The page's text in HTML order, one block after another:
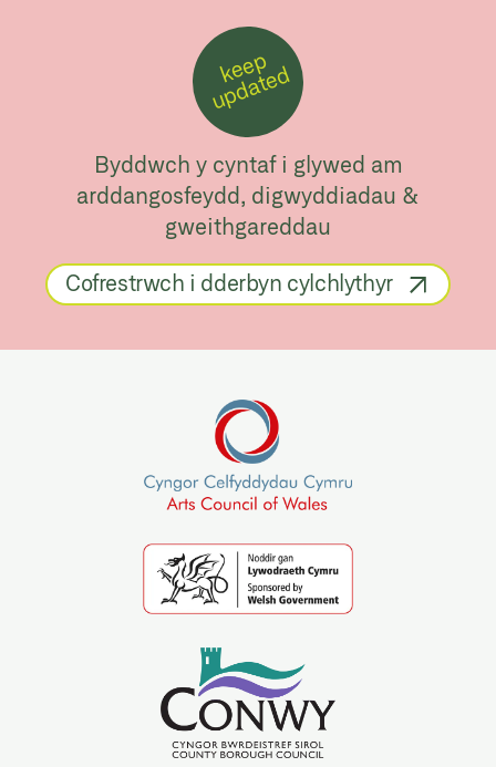
k
e
e
p
u
p
d
a
t
e
d
Byddwch y cyntaf i glywed am
arddangosfeydd, digwyddiadau &
gweithgareddau
Cofrestrwch i dderbyn cylchlythyr